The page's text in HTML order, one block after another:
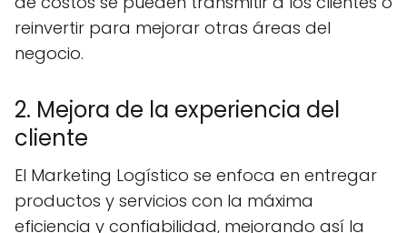
reinvertir para mejorar otras áreas del
negocio.
2. Mejora de la experiencia del
cliente
El Marketing Logístico se enfoca en entregar
productos y servicios con la máxima
eficiencia y confiabilidad, mejorando así la